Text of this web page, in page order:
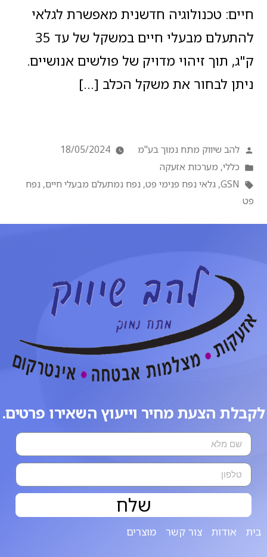
חיים: טכנולוגיה חדשנית מאפשרת לגלאי
להתעלם מבעלי חיים במשקל של עד 35
ק"ג, תוך זיהוי מדויק של פולשים אנושיים.
ניתן לבחור את משקל הכלב […]
להב שיווק מתח נמוך בע"מ
18/05/2024
כללי, מערכות אזעקה
GSN
, גלאי נפח פנימי פט, נפח נמתעלם מבעלי חיים, נפח
פט
לקבלת הצעת מחיר וייעוץ השאירו פרטים.
שלח
בית אודות צור קשר מוצרים